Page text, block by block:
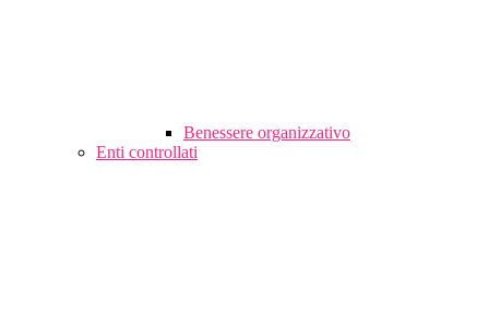
Benessere organizzativo
Enti controllati